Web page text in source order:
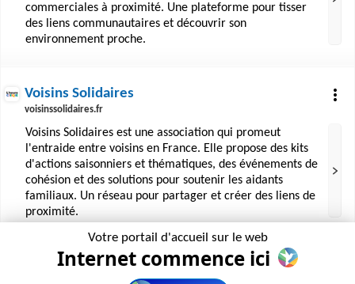
commerciales à proximité. Une plateforme pour tisser
des liens communautaires et découvrir son
environnement proche.
Voisins Solidaires
voisinssolidaires.fr
Voisins Solidaires est une association qui promeut
l'entraide entre voisins en France. Elle propose des kits
d'actions saisonniers et thématiques, des événements de
cohésion et des solutions pour soutenir les aidants
familiaux. Un réseau pour partager et créer des liens de
proximité.
Votre portail d'accueil sur le web
Internet commence ici